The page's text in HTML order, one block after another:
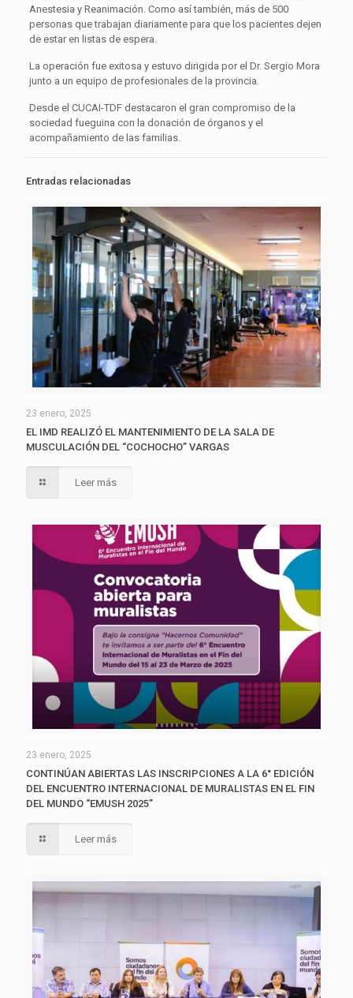
Anestesia y Reanimación. Como así también, más de 500
personas que trabajan diariamente para que los pacientes dejen
de estar en listas de espera.
La operación fue exitosa y estuvo dirigida por el Dr. Sergio Mora
junto a un equipo de profesionales de la provincia.
Desde el CUCAI-TDF destacaron el gran compromiso de la
sociedad fueguina con la donación de órganos y el
acompañamiento de las familias.
Entradas relacionadas
23 enero, 2025
EL IMD REALIZÓ EL MANTENIMIENTO DE LA SALA DE
MUSCULACIÓN DEL “COCHOCHO” VARGAS
Leer más
23 enero, 2025
CONTINÚAN ABIERTAS LAS INSCRIPCIONES A LA 6° EDICIÓN
DEL ENCUENTRO INTERNACIONAL DE MURALISTAS EN EL FIN
DEL MUNDO “EMUSH 2025”
Leer más